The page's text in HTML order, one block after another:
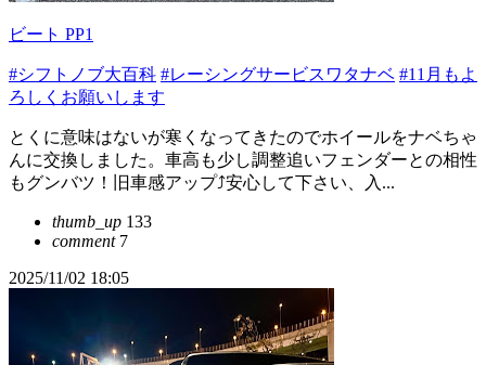
ビート PP1
#シフトノブ大百科 #レーシングサービスワタナベ #11月もよ
ろしくお願いします
とくに意味はないが寒くなってきたのでホイールをナベちゃ
んに交換しました。車高も少し調整追いフェンダーとの相性
もグンバツ！旧車感アップ⤴️安心して下さい、入...
thumb_up 133
comment7
2025/11/02 18:05